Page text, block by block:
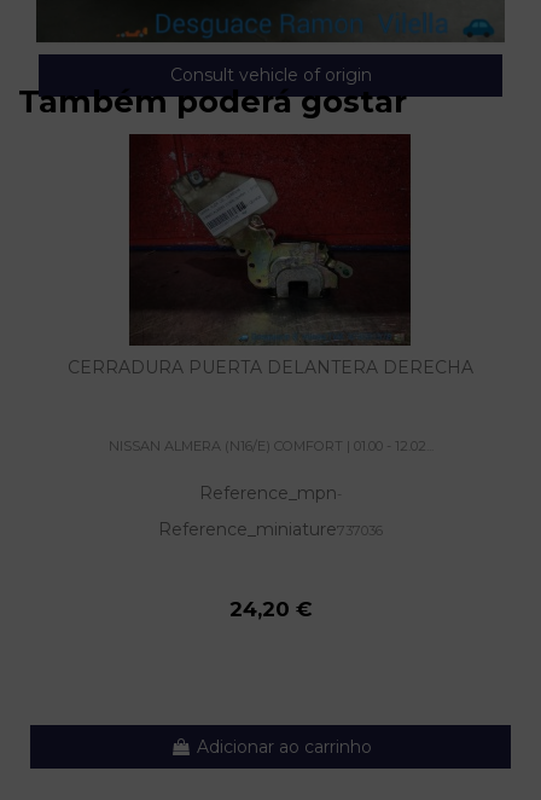
Consult vehicle of origin
Também poderá gostar
CERRADURA PUERTA DELANTERA DERECHA
NISSAN ALMERA (N16/E) COMFORT | 01.00 - 12.02...
Reference_mpn-
Reference_miniature737036
24,20 €
Adicionar ao carrinho